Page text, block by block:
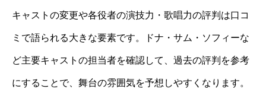
キャストの変更や各役者の演技力・歌唱力の評判は口コ
ミで語られる大きな要素です。ドナ・サム・ソフィーな
ど主要キャストの担当者を確認して、過去の評判を参考
にすることで、舞台の雰囲気を予想しやすくなります。